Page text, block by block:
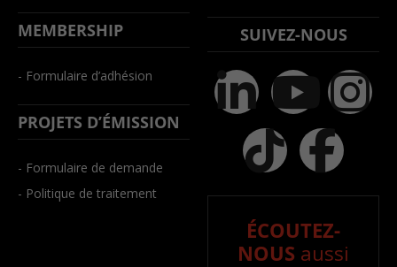
MEMBERSHIP
- Formulaire d’adhésion
PROJETS D’ÉMISSION
- Formulaire de demande
- Politique de traitement
SUIVEZ-NOUS
ÉCOUTEZ-
NOUS aussi